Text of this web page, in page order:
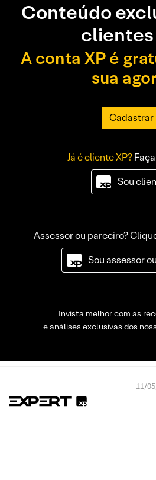
Conteúdo
clientes
A conta XP é
sua
Cadastrar
Já é cliente XP?
Sou
Assessor ou parceiro?
Sou assessor
Invista melhor com as
e análises exclusivas dos
11/